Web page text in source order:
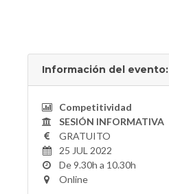
Información del evento:
Competitividad
SESIÓN INFORMATIVA
GRATUITO
25 JUL 2022
De 9.30h a 10.30h
Online